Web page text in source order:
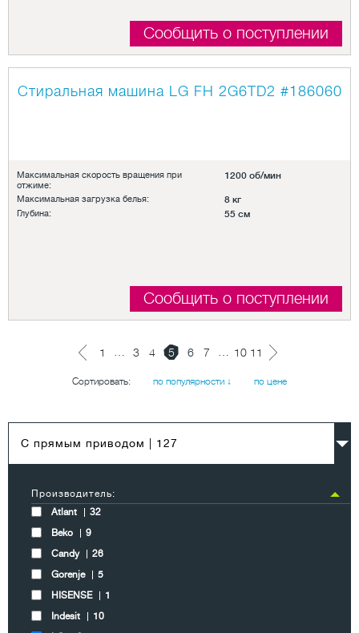
Сообщить о поступлении
Стиральная машина LG FH 2G6TD2 #186060
Максимальная скорость вращения при
отжиме:
1200 об/мин
Максимальная загрузка белья: 8 кг
Глубина: 55 см
Сообщить о поступлении
1 3 4 5 6 7 10 11
Сортировать: по популярности ↓ по цене
C прямым приводом | 127
Производитель:
Atlant
32
Beko
9
Candy
26
Gorenje
5
HISENSE
1
Indesit
10